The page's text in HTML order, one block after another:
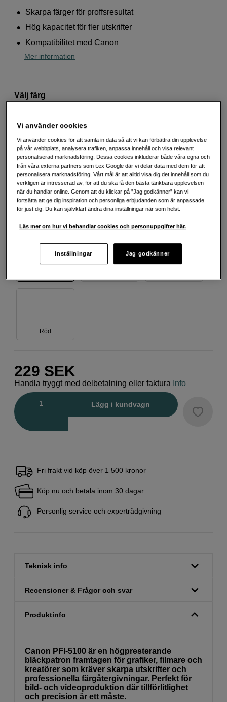
Skarpa färger för proffsresultat
Hög kapacitet för fler utskrifter
Kompatibilitet med Canon
Mer information
Välj färg
Chroma
optimizier
Cyan Foto black
Foto cyan
Röd
229 SEK
Handla tryggt med delbetalning eller faktura Info
Lägg i kundvagn
Fri frakt vid köp över 1 500 kronor
Köp nu och betala inom 30 dagar
Personlig service och expertrådgivning
Teknisk info
Recensioner & Frågor och svar
Produktinfo
Canon PFI-5100 är en högpresterande
bläckpatron framtagen för grafiker, filmare och
kreatörer som kräver skarpa utskrifter och
professionella färgåtergivningar. Perfekt för
bild- och videoproduktion där tillförlitlighet
och precision är ett måste.
Vi använder cookies
Vi använder cookies för att samla in data så att vi kan förbättra din upplevelse
på vår webbplats, analysera trafiken, anpassa innehåll och visa relevant
personaliserad marknadsföring. Dessa cookies inkluderar både våra egna och
från våra externa partners som t.ex Google där vi delar data med dem för att
personalisera marknadsföring. Vårt mål är att alltid visa dig det innehåll som du
verkligen är intresserad av, för att du ska få den bästa tänkbara upplevelsen
när du handlar online. Genom att du klickar på ”Jag godkänner” kan vi
fortsätta att ge dig inspiration och personliga erbjudanden som är anpassade
för just dig. Du kan självklart ändra dina inställningar när som helst.
Läs mer om hur vi behandlar cookies och personuppgifter här.
Inställningar Jag godkänner